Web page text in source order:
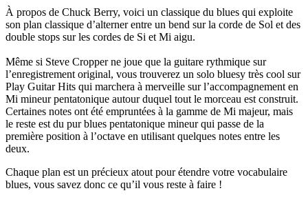
À propos de Chuck Berry, voici un classique du blues qui exploite
son plan classique d’alterner entre un bend sur la corde de Sol et des
double stops sur les cordes de Si et Mi aigu.
Même si Steve Cropper ne joue que la guitare rythmique sur
l’enregistrement original, vous trouverez un solo bluesy très cool sur
Play Guitar Hits qui marchera à merveille sur l’accompagnement en
Mi mineur pentatonique autour duquel tout le morceau est construit.
Certaines notes ont été empruntées à la gamme de Mi majeur, mais
le reste est du pur blues pentatonique mineur qui passe de la
première position à l’octave en utilisant quelques notes entre les
deux.
Chaque plan est un précieux atout pour étendre votre vocabulaire
blues, vous savez donc ce qu’il vous reste à faire !